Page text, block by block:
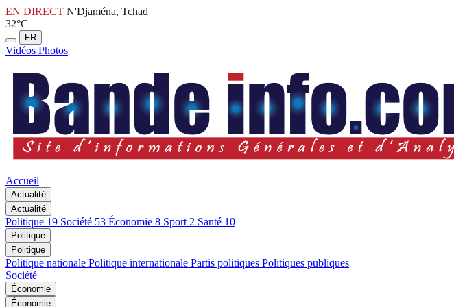
EN DIRECT N'Djaména, Tchad
32°C
FR
Vidéos Photos
Accueil
Actualité
Actualité
Politique 19 Société 53 Économie 8 Sport 2 Santé 10
Politique
Politique
Politique nationale Politique internationale Partis politiques Politiques publiques
Société
Économie
Économie